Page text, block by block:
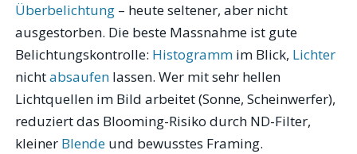
Überbelichtung – heute seltener, aber nicht
ausgestorben. Die beste Massnahme ist gute
Belichtungskontrolle: Histogramm im Blick, Lichter
nichtabsaufen lassen. Wer mit sehr hellen
Lichtquellen im Bild arbeitet (Sonne, Scheinwerfer),
reduziert das Blooming-Risiko durch ND-Filter,
kleiner Blende und bewusstes Framing.